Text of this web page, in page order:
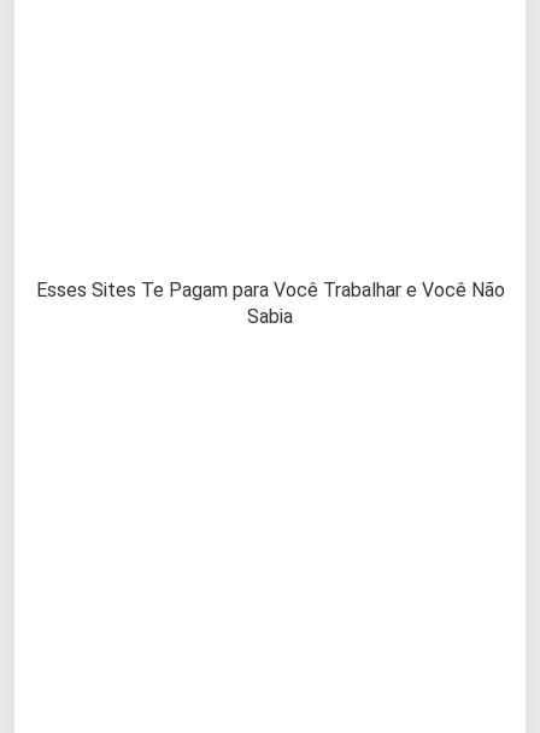
Esses Sites Te Pagam para Você Trabalhar e Você Não
Sabia